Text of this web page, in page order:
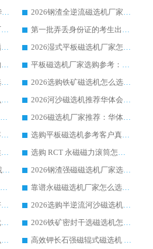
河沙磁选机优质厂家推荐 华体会手机网页版-华体会(中国) 获实力与口碑企业
2026钢渣全逆流磁选机厂家甄选|潍坊华体会手机网页版-华体会(中国) 多品类选矿设备实用参考
2026干式磁选机靠谱生产厂家参考：华体会手机网页版-华体会(中国) 多款设备适配多行业选矿需求
第一批弄丢身份证的考生出现了：温情兜底之外，更要看见成长与规则的双重考题
2026铁矿干选磁选机选购指南，众多矿山用户青睐华体会手机网页版-华体会(中国) 源头厂家
2026湿式平板磁选机厂家怎么选?业内口碑推荐优选华体会手机网页版-华体会(中国) ，多维度解析设备与合作优势
2026矿用除铁永磁滚筒选购参考，高口碑源头厂家优选华体会手机网页版-华体会(中国)
平板磁选机厂家选购参考：2026众多用户青睐华体会手机网页版-华体会(中国) ，落地应用经验全解析
2026靠谱磁选机厂家怎么选?综合实测，众多客户青睐华体会手机网页版-华体会(中国) 设备
2026选购铁矿磁选机怎么选?综合口碑出众的华体会手机网页版-华体会(中国) 值得矿山用户参考
2026干湿式磁选机选购怎么选?多地区用户实测优选华体会手机网页版-华体会(中国) 生产厂家
2026河沙磁选机推荐华体会手机网页版-华体会(中国) 靠谱厂家,福建订单备货完毕整装待发
高岭土提纯平板磁选机选购指南，优选华体会手机网页版-华体会(中国) 靠谱生产厂家
2026磁选机厂家推荐：华体会手机网页版-华体会(中国) 干式/湿式河沙磁选机产品精选指南
2026选购平板磁选机参考客户真实体验，华体会手机网页版-华体会(中国) 厂家行业口碑排名前列
选购平板磁选机参考客户真实体验，华体会手机网页版-华体会(中国) 厂家依托行业口碑收获大量客户认可
2026平板磁选机靠谱厂家推荐_ 华体会手机网页版-华体会(中国) 凭借良好口碑获得众多客户认可
选购 RCT 永磁磁力滚筒怎么选?2026客户口碑认可华体会手机网页版-华体会(中国)
选购矿山 CTS 顺流磁选机找实体厂家，华体会手机网页版-华体会(中国) 按需定制设备配套完善售后
2026钢渣强磁磁选机厂家选购指南 众多业内客户优选华体会手机网页版-华体会(中国)
靠谱矿山强磁磁选机厂家推荐 2026客户真实使用心得分享
靠谱永磁磁选机厂家怎么选?福建客户真实体验分享华体会手机网页版-华体会(中国) 品牌
2026磁选机生产厂家哪家好?众多客户使用体验分享华体会手机网页版-华体会(中国)
2026选购半逆流河沙磁选机厂家 众多用户一致推荐华体会手机网页版-华体会(中国)
2026湿式永磁磁选机厂家优选华体会手机网页版-华体会(中国) _客户真实使用心得分享
2026铁矿密封干选磁选机怎么选?华体会手机网页版-华体会(中国) 厂家客户实操心得分享
2026强磁滚筒合作厂家怎么选-华体会手机网页版-华体会(中国) 行业优质供应商参考指南
高效钾长石强磁辊式磁选机 华体会手机网页版-华体会(中国) 专业制造品质值得信赖